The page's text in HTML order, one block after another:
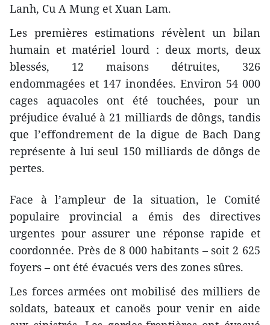
Lanh, Cu A Mung et Xuan Lam.
Les premières estimations révèlent un bilan
humain et matériel lourd : deux morts, deux
blessés, 12 maisons détruites, 326
endommagées et 147 inondées. Environ 54 000
cages aquacoles ont été touchées, pour un
préjudice évalué à 21 milliards de dôngs, tandis
que l’effondrement de la digue de Bach Dang
représente à lui seul 150 milliards de dôngs de
pertes.
Face à l’ampleur de la situation, le Comité
populaire provincial a émis des directives
urgentes pour assurer une réponse rapide et
coordonnée. Près de 8 000 habitants – soit 2 625
foyers – ont été évacués vers des zones sûres.
Les forces armées ont mobilisé des milliers de
soldats, bateaux et canoës pour venir en aide